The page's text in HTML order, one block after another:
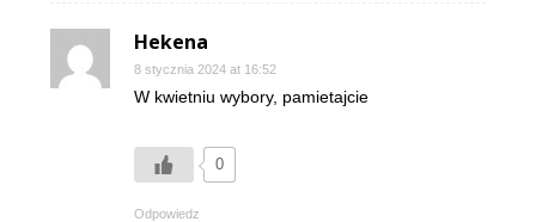
Hekena
8 stycznia 2024 at 16:52
W kwietniu wybory, pamietajcie
0
Odpowiedz